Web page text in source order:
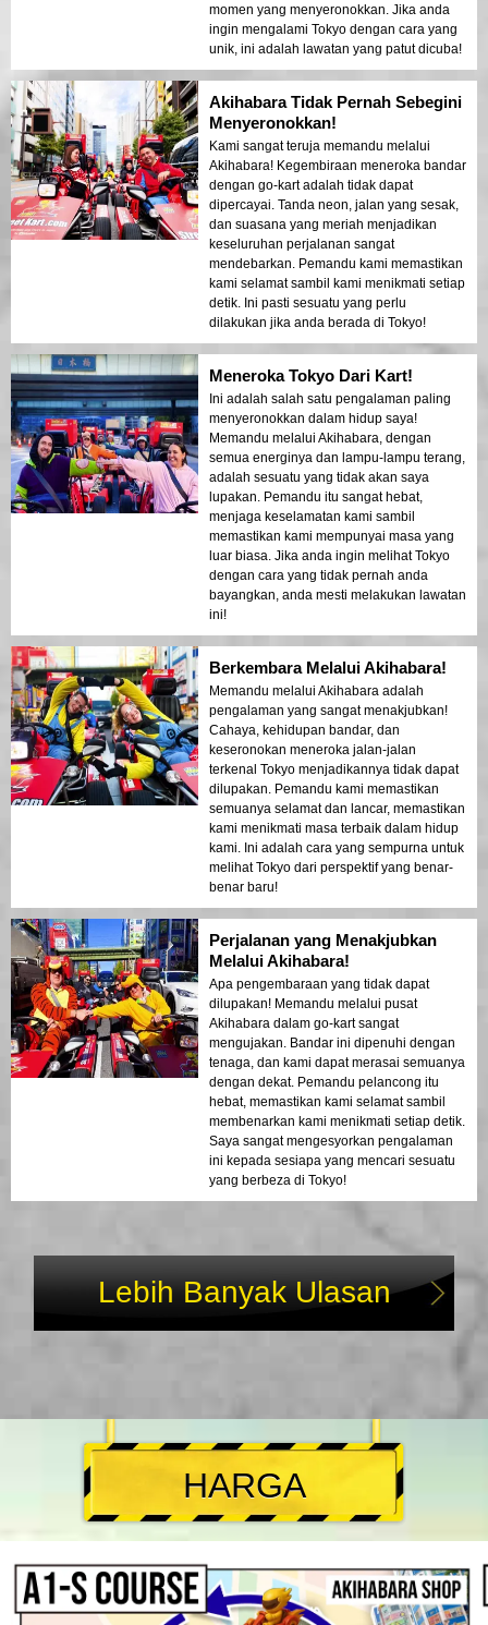
momen yang menyeronokkan. Jika anda
ingin mengalami Tokyo dengan cara yang
unik, ini adalah lawatan yang patut dicuba!
Akihabara Tidak Pernah Sebegini
Menyeronokkan!
Kami sangat teruja memandu melalui
Akihabara! Kegembiraan meneroka bandar
dengan go-kart adalah tidak dapat
dipercayai. Tanda neon, jalan yang sesak,
dan suasana yang meriah menjadikan
keseluruhan perjalanan sangat
mendebarkan. Pemandu kami memastikan
kami selamat sambil kami menikmati setiap
detik. Ini pasti sesuatu yang perlu
dilakukan jika anda berada di Tokyo!
Meneroka Tokyo Dari Kart!
Ini adalah salah satu pengalaman paling
menyeronokkan dalam hidup saya!
Memandu melalui Akihabara, dengan
semua energinya dan lampu-lampu terang,
adalah sesuatu yang tidak akan saya
lupakan. Pemandu itu sangat hebat,
menjaga keselamatan kami sambil
memastikan kami mempunyai masa yang
luar biasa. Jika anda ingin melihat Tokyo
dengan cara yang tidak pernah anda
bayangkan, anda mesti melakukan lawatan
ini!
Berkembara Melalui Akihabara!
Memandu melalui Akihabara adalah
pengalaman yang sangat menakjubkan!
Cahaya, kehidupan bandar, dan
keseronokan meneroka jalan-jalan
terkenal Tokyo menjadikannya tidak dapat
dilupakan. Pemandu kami memastikan
semuanya selamat dan lancar, memastikan
kami menikmati masa terbaik dalam hidup
kami. Ini adalah cara yang sempurna untuk
melihat Tokyo dari perspektif yang benar-
benar baru!
Perjalanan yang Menakjubkan
Melalui Akihabara!
Apa pengembaraan yang tidak dapat
dilupakan! Memandu melalui pusat
Akihabara dalam go-kart sangat
mengujakan. Bandar ini dipenuhi dengan
tenaga, dan kami dapat merasai semuanya
dengan dekat. Pemandu pelancong itu
hebat, memastikan kami selamat sambil
membenarkan kami menikmati setiap detik.
Saya sangat mengesyorkan pengalaman
ini kepada sesiapa yang mencari sesuatu
yang berbeza di Tokyo!
Lebih Banyak Ulasan
HARGA